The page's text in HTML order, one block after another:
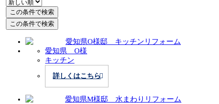
この条件で検索
この条件で検索
愛知県 O様
キッチン
詳しくはこちら